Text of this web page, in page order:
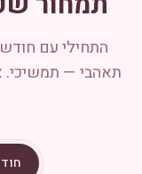
התחילי עם
תאהבי — תמשיכי.